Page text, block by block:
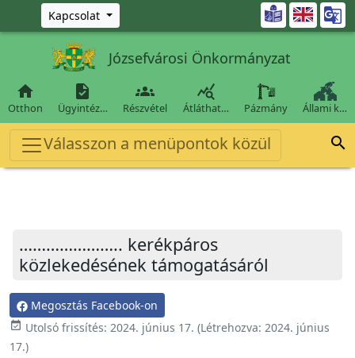
Ugrás a fő tartalomra
Kapcsolat 
Józsefvárosi Önkormányzat

Otthon

Ügyintéz…

Részvétel

Átláthat… Pázmány Állami k…
Válasszon a menüpontok közül 
………………….. kerékpáros
közlekedésének támogatásáról
Megosztás Facebook-on
event_available Utolsó frissítés: 2024. június 17. (Létrehozva: 2024. június
17.)